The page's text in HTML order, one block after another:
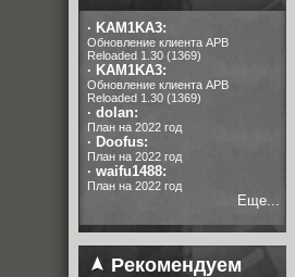
· KAM1KA3:
Обновление клиента APB
Reloaded 1.30 (1369)
· KAM1KA3:
Обновление клиента APB
Reloaded 1.30 (1369)
· dolan:
План на 2022 год
· Doofus:
План на 2022 год
· waifu1488:
План на 2022 год
Еще...
Рекомендуем